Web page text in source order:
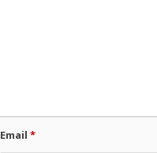
Email*